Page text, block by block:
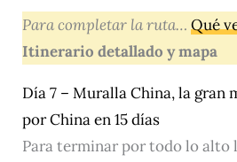
Para completar la ruta… Qué
Itinerario detallado y mapa
Día 7 – Muralla China, la gran
por China en 15 días
Para terminar por todo lo alto